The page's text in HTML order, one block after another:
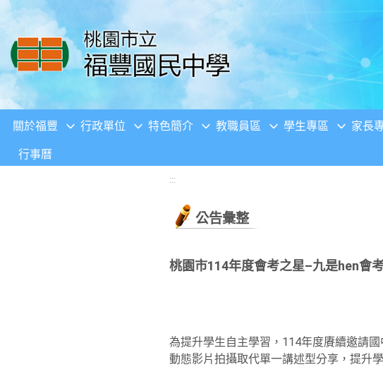
移至網頁之主要內容區位置
關於福豐 行政單位 特色簡介 教職員區 學生專區 家長
行事曆
:::
公告彙整
桃園市114年度會考之星–九是hen會
為提升學生自主學習，114年度賡續邀請
動態影片拍攝取代單一講述型分享，提升